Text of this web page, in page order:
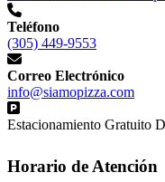
Teléfono
(305) 449-9553
Correo Electrónico
info@siamopizza.com
Estacionamiento Gratuito
Horario de Atención